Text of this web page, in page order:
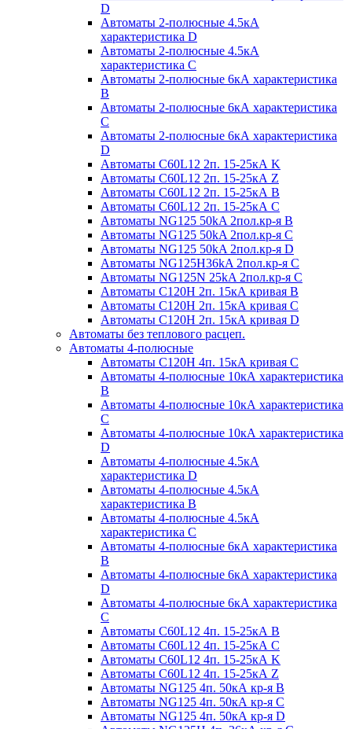
D
Автоматы 2-полюсные 4.5кА
характеристика D
Автоматы 2-полюсные 4.5кА
характеристика С
Автоматы 2-полюсные 6кА характеристика
B
Автоматы 2-полюсные 6кА характеристика
C
Автоматы 2-полюсные 6кА характеристика
D
Автоматы C60L12 2п. 15-25кА K
Автоматы C60L12 2п. 15-25кА Z
Автоматы C60L12 2п. 15-25кА B
Автоматы C60L12 2п. 15-25кА C
Автоматы NG125 50kA 2пол.кр-я B
Автоматы NG125 50kA 2пол.кр-я C
Автоматы NG125 50kA 2пол.кр-я D
Автоматы NG125H36kA 2пол.кр-я C
Автоматы NG125N 25kA 2пол.кр-я C
Автоматы С120H 2п. 15кА кривая B
Автоматы С120H 2п. 15кА кривая C
Автоматы С120H 2п. 15кА кривая D
Автоматы без теплового расцеп.
Автоматы 4-полюсные
Автоматы С120H 4п. 15кА кривая C
Автоматы 4-полюсные 10кА характеристика
B
Автоматы 4-полюсные 10кА характеристика
C
Автоматы 4-полюсные 10кА характеристика
D
Автоматы 4-полюсные 4.5кА
характеристика D
Автоматы 4-полюсные 4.5кА
характеристика В
Автоматы 4-полюсные 4.5кА
характеристика С
Автоматы 4-полюсные 6кА характеристика
B
Автоматы 4-полюсные 6кА характеристика
D
Автоматы 4-полюсные 6кА характеристика
С
Автоматы C60L12 4п. 15-25кА B
Автоматы C60L12 4п. 15-25кА C
Автоматы C60L12 4п. 15-25кА K
Автоматы C60L12 4п. 15-25кА Z
Автоматы NG125 4п. 50кА кр-я B
Автоматы NG125 4п. 50кА кр-я C
Автоматы NG125 4п. 50кА кр-я D